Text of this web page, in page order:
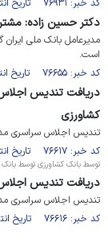
کد خبر: ۷۶۹۳۱ تاریخ انتشار : ۱۳۹۶/۰۸/۰۹
دکتر حسین زاده:
مدیرعامل بانک ملی
است.
کد خبر: ۷۶۶۵۵ تاریخ انتشار : ۱۳۹۶/۰۸/۰۳
دریافت تندیس
کشاورزی
تندیس اجلاس سراسری
کد خبر: ۷۶۶۱۷ تاریخ انتشار : ۱۳۹۶/۰۸/۰۲
توسط بانک کشاورزی توسط بانک
دریافت تندیس
تندیس اجلاس سراسری
کد خبر: ۷۶۶۱۶ تاریخ انتشار : ۱۳۹۶/۰۸/۰۲